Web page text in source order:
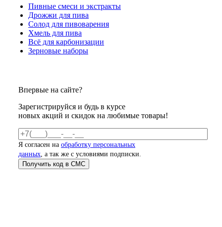
Пивные смеси и экстракты
Дрожжи для пива
Солод для пивоварения
Хмель для пива
Всё для карбонизации
Зерновые наборы
Впервые на сайте?
Зарегистрируйся и будь в курсе
новых акций и скидок на любимые товары!
Я согласен на обработку персональных
данных, а так же с условиями подписки.